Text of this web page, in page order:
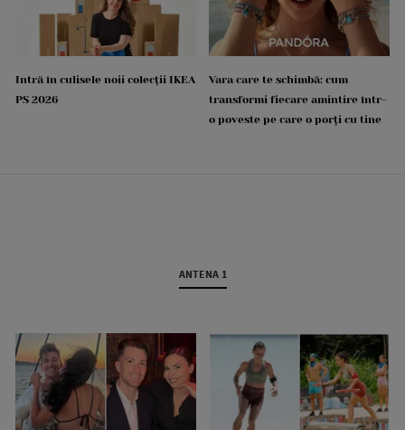
Intră în culisele noii colecții IKEA
PS 2026
Vara care te schimbă: cum
transformi fiecare amintire într-
o poveste pe care o porți cu tine
ANTENA 1